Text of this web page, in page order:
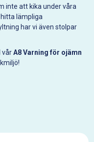
inte att kika under våra
lämpliga
har vi även stolpar
vårA8 Varning för ojämn